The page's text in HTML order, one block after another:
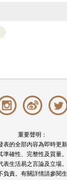
重要聲明：
表的全部內容為即時更
準確性、完整性及質量
表生活易之言論及立場
負責。有關詳情請參閱